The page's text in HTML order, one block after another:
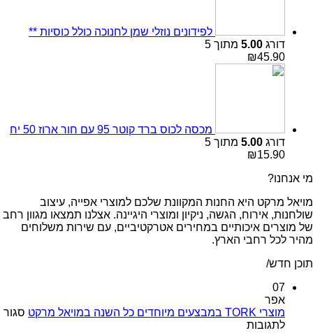
לפידונים נוזלי שמן לחנוכה כולל כוסיות **
דורג 5.00 מתוך 5
₪45.90
מכסה לכוס ברד קוטר 95 עם חור ארוז 50 יח
דורג 5.00 מתוך 5
₪15.90
מי אנחנו?
מויאל מרקט היא החנות המקוונת שלכם למוצרי אפייה, עיצוב
שולחנות, אירוח, הגשה, ניקיון ומוצרי היגיינה. אצלנו תמצאו מגוון רחב
של מוצרים איכותיים במחירים אטרקטיביים, עם שירות משלוחים
מהיר לכל רחבי הארץ.
תוכן חדש/
07
אפר
מוצרי TORK במבצעים מיוחדים כל השנה במויאל מרקט
סגור
לתגובותעל